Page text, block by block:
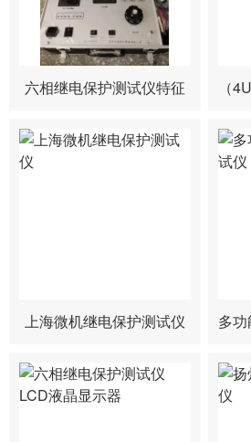
六相继电保护测试仪特征
上海微机继电保护测试仪